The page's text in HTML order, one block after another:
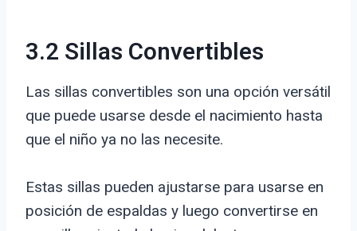
3.2 Sillas Convertibles
Las sillas convertibles son una opción versátil
que puede usarse desde el nacimiento hasta
que el niño ya no las necesite.
Estas sillas pueden ajustarse para usarse en
posición de espaldas y luego convertirse en